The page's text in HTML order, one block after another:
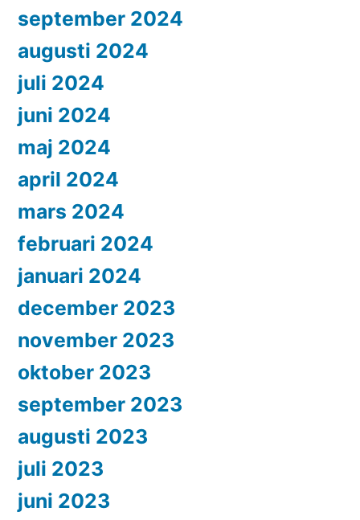
september 2024
augusti 2024
juli 2024
juni 2024
maj 2024
april 2024
mars 2024
februari 2024
januari 2024
december 2023
november 2023
oktober 2023
september 2023
augusti 2023
juli 2023
juni 2023